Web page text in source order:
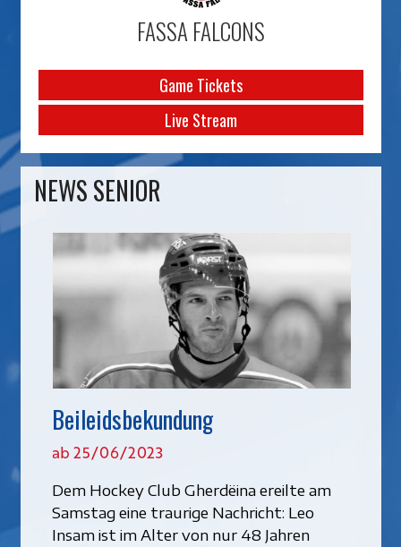
FASSA FALCONS
Game Tickets
Live Stream
NEWS SENIOR
Beileidsbekundung
ab 25/06/2023
Dem Hockey Club Gherdëina ereilte am
Samstag eine traurige Nachricht: Leo
Insam ist im Alter von nur 48 Jahren